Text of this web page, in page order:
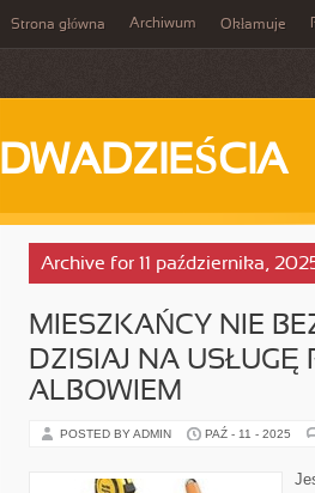
Strona główna Archiwum Okłamuje
DWADZIEŚCIA
Archive for 11 października,
MIESZKAŃCY NIE
DZISIAJ NA
ALBOWIEM
POSTED BY ADMIN PAŹ - 11 - 2025